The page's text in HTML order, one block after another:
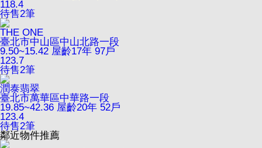
118.4
待售2筆
THE ONE
臺北市中山區中山北路一段
9.50~15.42 屋齡17年 97戶
123.7
待售2筆
潤泰翡翠
臺北市萬華區中華路一段
19.85~42.36 屋齡20年 52戶
123.4
待售2筆
鄰近物件推薦